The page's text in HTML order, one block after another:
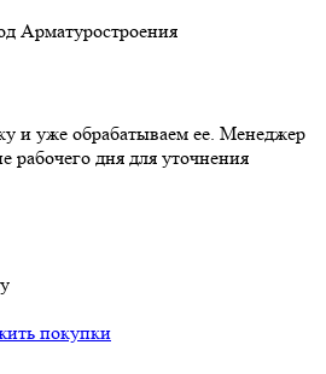
Арматуростроения
и уже обрабатываем ее. Менеджер
рабочего дня для уточнения
покупки